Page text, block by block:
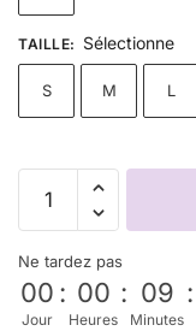
TAILLE: Sélectionne
S M L
Ne tardez pas
00
Jour
: 00
Heures
: 09
Minutes
: